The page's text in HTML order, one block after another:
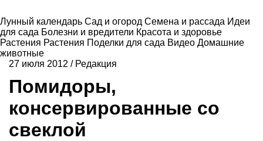
Лунный календарь Сад и огород Семена и рассада Идеи
для сада Болезни и вредители Красота и здоровье
Растения Растения Поделки для сада Видео Домашние
животные
27 июля 2012 / Редакция
Помидоры,
консервированные со
свеклой